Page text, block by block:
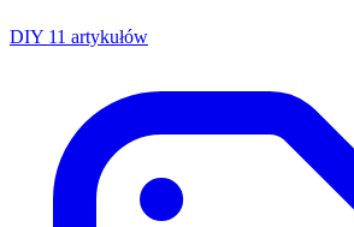
DIY 11 artykułów